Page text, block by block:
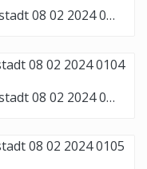
Hexenball Wiesbaden-Nordenstadt 08 02 2024 0103
Hexenball Wiesbaden-Nordenstadt 08 02 2024 0104